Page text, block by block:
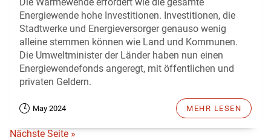
Energiewende hohe Investitionen. Investitionen, die
Stadtwerke und Energieversorger genauso wenig
alleine stemmen können wie Land und Kommunen.
Die Umweltminister der Länder haben nun einen
Energiewendefonds angeregt, mit öffentlichen und
privaten Geldern.
May 2024 MEHR LESEN
Nächste Seite »